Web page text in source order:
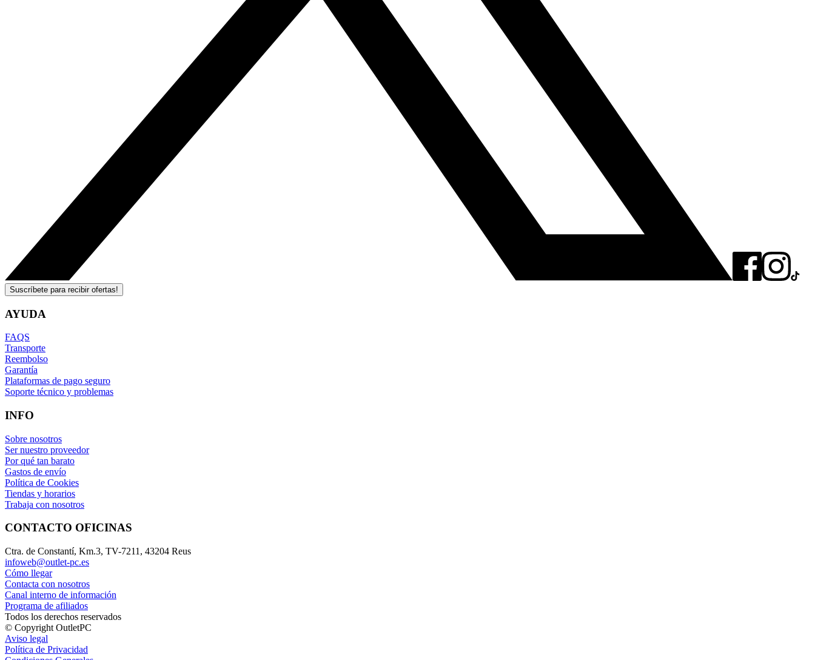
Suscríbete para recibir ofertas!
AYUDA
FAQS
Transporte
Reembolso
Garantía
Plataformas de pago seguro
Soporte técnico y problemas
INFO
Sobre nosotros
Ser nuestro proveedor
Por qué tan barato
Gastos de envío
Política de Cookies
Tiendas y horarios
Trabaja con nosotros
CONTACTO OFICINAS
Ctra. de Constantí, Km.3, TV-7211, 43204 Reus
infoweb@outlet-pc.es
Cómo llegar
Contacta con nosotros
Canal interno de información
Programa de afiliados
Todos los derechos reservados
© Copyright OutletPC
Aviso legal
Política de Privacidad